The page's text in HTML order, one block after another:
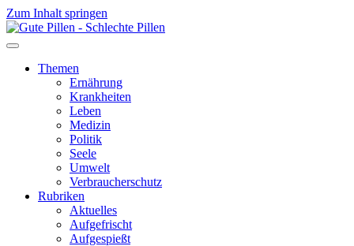
Zum Inhalt springen
Themen
Ernährung
Krankheiten
Leben
Medizin
Politik
Seele
Umwelt
Verbraucherschutz
Rubriken
Aktuelles
Aufgefrischt
Aufgespießt